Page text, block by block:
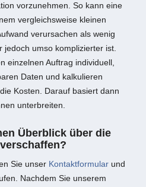
vorzunehmen. So kann eine
vergleichsweise kleinen
verursachen als wenig
umso komplizierter ist.
einzelnen Auftrag individuell,
Daten und kalkulieren
Kosten. Darauf basiert dann
unterbreiten.
Überblick über die
Sie unser Kontaktformularund
Nachdem Sie unserem